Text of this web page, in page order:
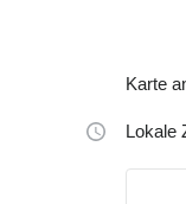
Karte
Lokale